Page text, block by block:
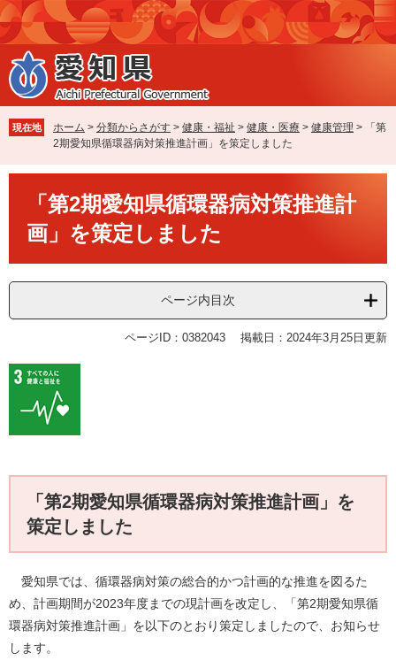
ペ
ー
ジ
の
先
で
す
メ
ニ
ュ
ー
を
ば
し
本
現在地 ホーム > 分類からさがす > 健康・福祉 > 健康・医療 > 健康管理 >
「第
2期愛知県循環器病対策推進計画」を策定しました
「第2期愛知県循環器病対策推進計
画」を策定しました
ページ内目次
ページID：0382043 掲載日：2024年3月25日更新
「第2期愛知県循環器病対策推進計画」を
策定しました
愛知県では、循環器病対策の総合的かつ計画的な推進を図るた
め、計画期間が2023年度までの現計画を改定し、「第2期愛知県循
環器病対策推進計画」を以下のとおり策定しましたので、お知らせ
します。